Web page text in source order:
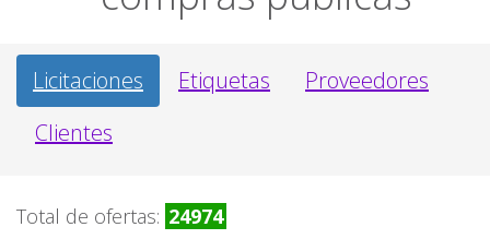
Licitaciones Etiquetas
Proveedores
Clientes
Total de ofertas: 24974